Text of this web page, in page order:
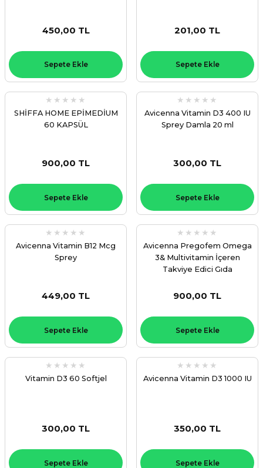
450,00 TL
Sepete Ekle
201,00 TL
Sepete Ekle
SHİFFA HOME EPİMEDİUM
60 KAPSÜL
900,00 TL
Sepete Ekle
Avicenna Vitamin D3 400 IU
Sprey Damla 20 ml
300,00 TL
Sepete Ekle
Avicenna Vitamin B12 Mcg
Sprey
449,00 TL
Sepete Ekle
Avicenna Pregofem Omega
3& Multivitamin İçeren
Takviye Edici Gıda
900,00 TL
Sepete Ekle
Vitamin D3 60 Softjel
300,00 TL
Sepete Ekle
Avicenna Vitamin D3 1000 IU
350,00 TL
Sepete Ekle